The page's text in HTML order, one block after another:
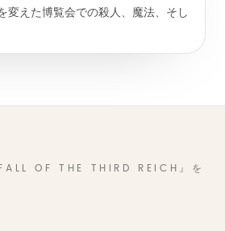
変えた博覧会での殺人、魔法、そし
OF THE THIRD REICH』を